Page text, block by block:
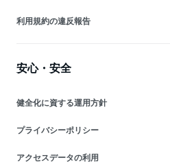
利用規約の違反報告
安心・安全
健全化に資する運用方針
プライバシーポリシー
アクセスデータの利用